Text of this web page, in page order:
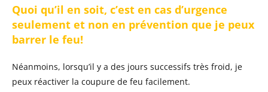
Quoi qu’il en soit, c’est en cas d’urgence
seulement et non en prévention que je peux
barrer le feu!
Néanmoins, lorsqu’il y a des jours successifs très froid, je
peux réactiver la coupure de feu facilement.